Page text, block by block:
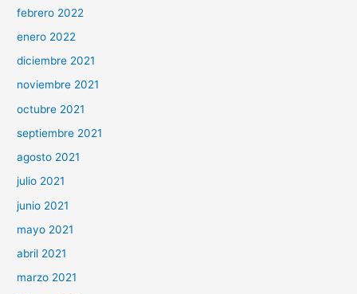
febrero 2022
enero 2022
diciembre 2021
noviembre 2021
octubre 2021
septiembre 2021
agosto 2021
julio 2021
junio 2021
mayo 2021
abril 2021
marzo 2021